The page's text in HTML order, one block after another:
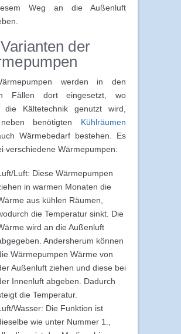
Weg an die Außenluft
der
werden in den
Fällen dort eingesetzt, wo
die Kältetechnik genutzt wird,
benötigten Kühlräumen
Wärmebedarf bestehen. Es
verschiedene Wärmepumpen:
Luft: Diese Wärmepumpen
in warmen Monaten die
aus kühlen Räumen,
die Temperatur sinkt. Die
wird an die Außenluft
Andersherum können
Wärmepumpen Wärme von
Außenluft ziehen und diese bei
Innenluft abgeben. Dadurch
die Temperatur.
Wasser: Die Funktion ist
wie unter Nummer 1.,